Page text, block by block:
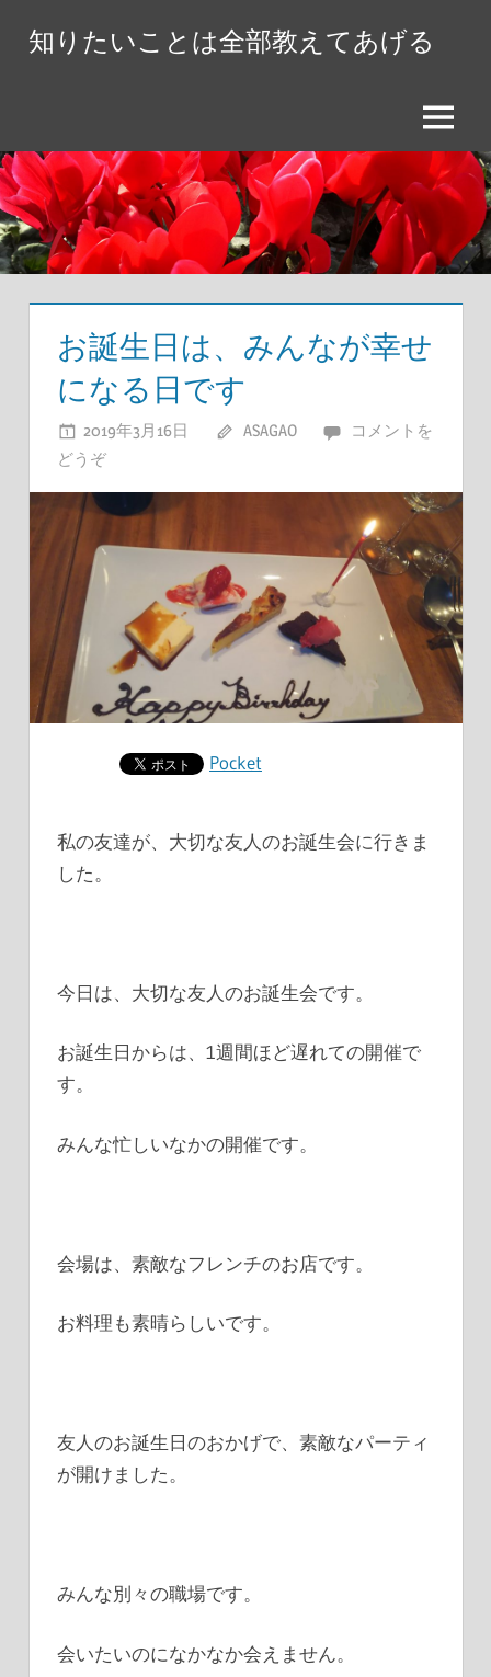
へ
ス
キ
ッ
知りたいことは全部教えてあげる
メ
ニ
ュ
ー
お誕生日は、みんなが幸せ
になる日です
2019年3月16日 ASAGAO
コメントを
どうぞ
Pocket
私の友達が、大切な友人のお誕生会に行きま
した。
今日は、大切な友人のお誕生会です。
お誕生日からは、1週間ほど遅れての開催で
す。
みんな忙しいなかの開催です。
会場は、素敵なフレンチのお店です。
お料理も素晴らしいです。
友人のお誕生日のおかげで、素敵なパーティ
が開けました。
みんな別々の職場です。
会いたいのになかなか会えません。